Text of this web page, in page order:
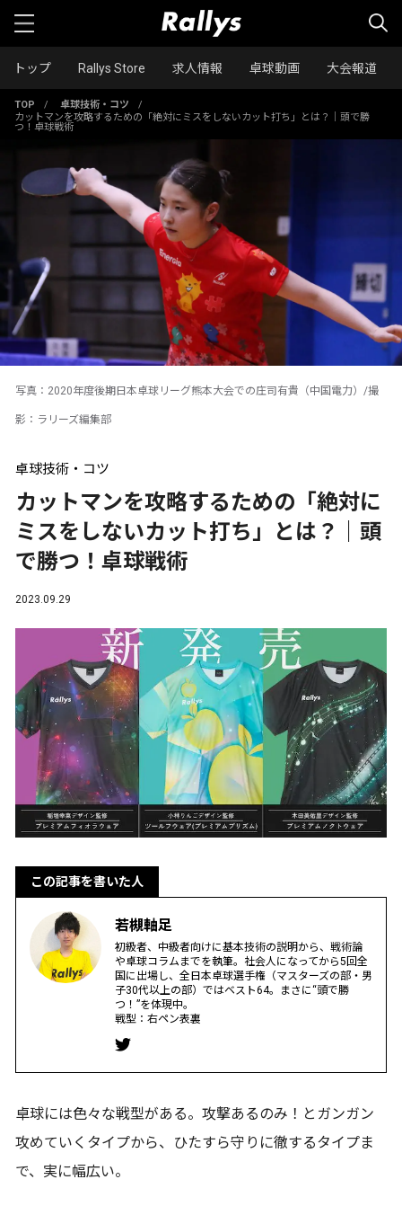
トップ Rallys Store 求人情報 卓球動画 大会報道
TOP / 卓球技術・コツ
/
カットマンを攻略するための「絶対にミスをしないカット打ち」とは？｜頭で勝
つ！卓球戦術
写真：2020年度後期日本卓球リーグ熊本大会での庄司有貴（中国電力）/撮
影：ラリーズ編集部
卓球技術・コツ
カットマンを攻略するための「絶対に
ミスをしないカット打ち」とは？｜頭
で勝つ！卓球戦術
2023.09.29
この記事を書いた人
若槻軸足
初級者、中級者向けに基本技術の説明から、戦術論
や卓球コラムまでを執筆。社会人になってから5回全
国に出場し、全日本卓球選手権（マスターズの部・男
子30代以上の部）ではベスト64。まさに“頭で勝
つ！”を体現中。
戦型：右ペン表裏
卓球には色々な戦型がある。攻撃あるのみ！とガンガン
攻めていくタイプから、ひたすら守りに徹するタイプま
で、実に幅広い。